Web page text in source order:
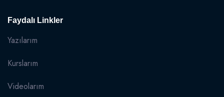
Faydalı Linkler
Yazılarım
Kurslarım
Videolarım